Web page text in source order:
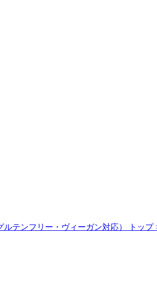
ルテンフリー・ヴィーガン対応） トップ